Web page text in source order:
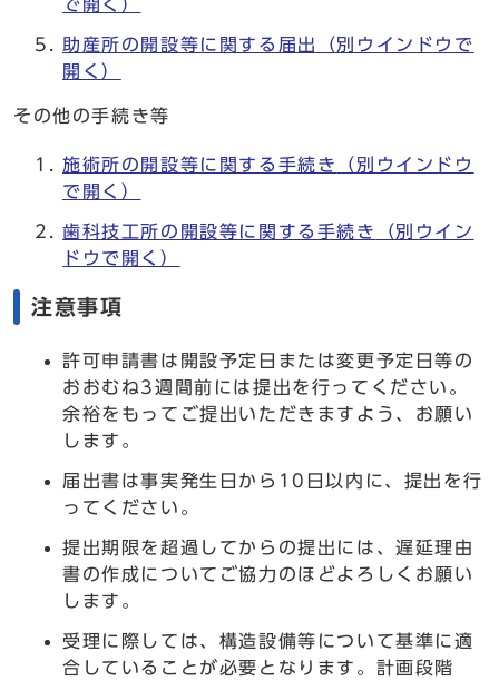
で開く）
助産所の開設等に関する届出
（別ウインドウで
開く）
その他の手続き等
施術所の開設等に関する手続き
（別ウインドウ
で開く）
歯科技工所の開設等に関する手続き
（別ウイン
ドウで開く）
注意事項
許可申請書は開設予定日または変更予定日等の
おおむね3週間前には提出を行ってください。
余裕をもってご提出いただきますよう、お願い
します。
届出書は事実発生日から10日以内に、提出を行
ってください。
提出期限を超過してからの提出には、遅延理由
書の作成についてご協力のほどよろしくお願い
します。
受理に際しては、構造設備等について基準に適
合していることが必要となります。計画段階